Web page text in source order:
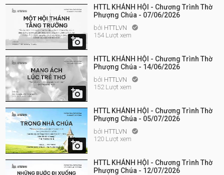

HTTL KHÁNH HỘI - Chương Trình Thờ
Phượng Chúa - 07/06/2026
bởi HTTLVN 
154 Lượt xem

HTTL KHÁNH HỘI - Chương Trình Thờ
Phượng Chúa - 14/06/2026
bởi HTTLVN 
152 Lượt xem

HTTL KHÁNH HỘI - Chương Trình Thờ
Phượng Chúa - 05/07/2026
bởi HTTLVN 
120 Lượt xem
HTTL KHÁNH HỘI - Chương Trình Thờ
Phượng Chúa - 12/07/2026